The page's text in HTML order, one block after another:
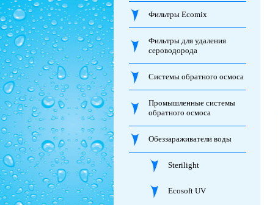
Фильтры Ecomix
Фильтры для удаления
сероводорода
Системы обратного осмоса
Промышленные системы
обратного осмоса
Обеззараживатели воды
Sterilight
Ecosoft UV